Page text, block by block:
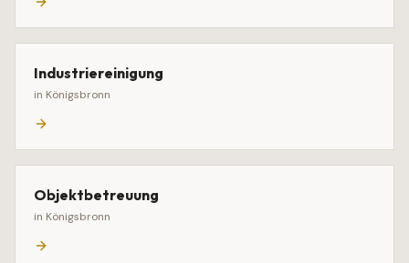
Industriereinigung
in Königsbronn
Objektbetreuung
in Königsbronn